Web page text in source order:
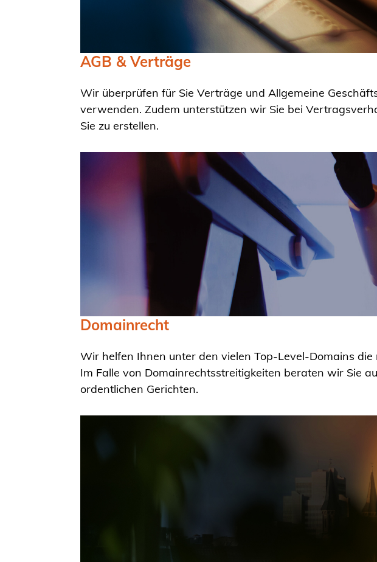
AGB & Verträge
Wir überprüfen für Sie Verträge und Allgemeine
verwenden. Zudem unterstützen wir Sie bei
Sie zu erstellen.
Domainrecht
Wir helfen Ihnen unter den vielen Top-Level-Domains
Im Falle von Domainrechtsstreitigkeiten beraten wir Sie
ordentlichen Gerichten.